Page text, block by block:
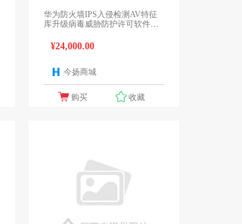
华为防火墙IPS入侵检测AV特征
库升级病毒威胁防护许可软件授
¥24,000.00
今扬商城
购买 收藏